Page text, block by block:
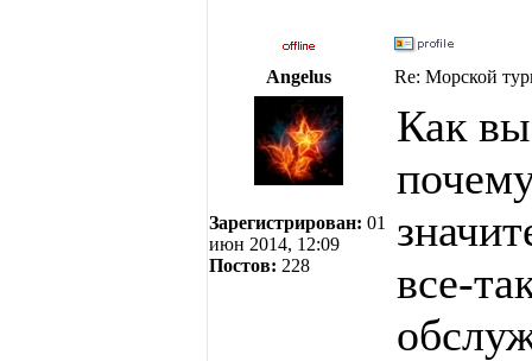
Angelus Re: Морской
Зарегистрирован: 01
июн 2014, 12:09
Постов: 228
Как
все-